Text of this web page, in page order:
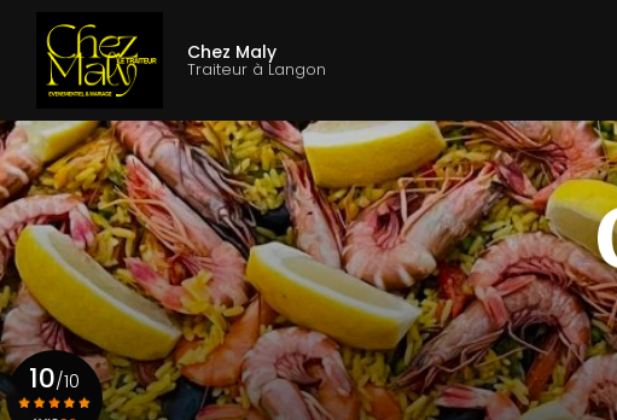
contenu
principal
Chez Maly
Traiteur à Langon
10/10